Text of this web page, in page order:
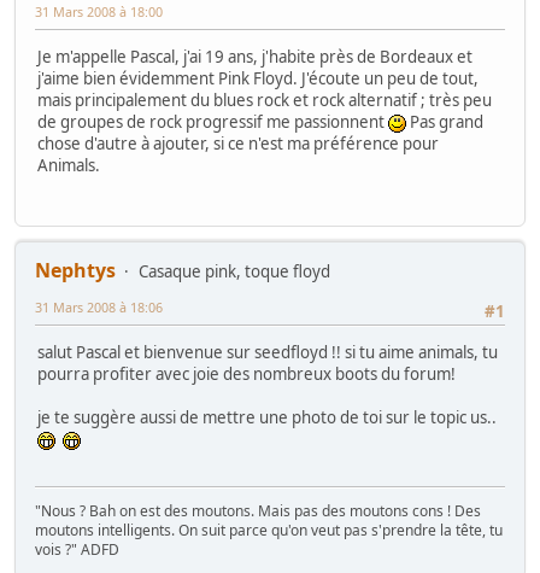
31 Mars 2008 à 18:00
Je m'appelle Pascal, j'ai 19 ans, j'habite près de Bordeaux et
j'aime bien évidemment Pink Floyd. J'écoute un peu de tout,
mais principalement du blues rock et rock alternatif ; très peu
de groupes de rock progressif me passionnent
Pas grand
chose d'autre à ajouter, si ce n'est ma préférence pour
Animals.
Nephtys
Casaque pink, toque floyd
#1
31 Mars 2008 à 18:06
salut Pascal et bienvenue sur seedfloyd !! si tu aime animals, tu
pourra profiter avec joie des nombreux boots du forum!
je te suggère aussi de mettre une photo de toi sur le topic us..
"Nous ? Bah on est des moutons. Mais pas des moutons cons ! Des
moutons intelligents. On suit parce qu'on veut pas s'prendre la tête, tu
vois ?" ADFD